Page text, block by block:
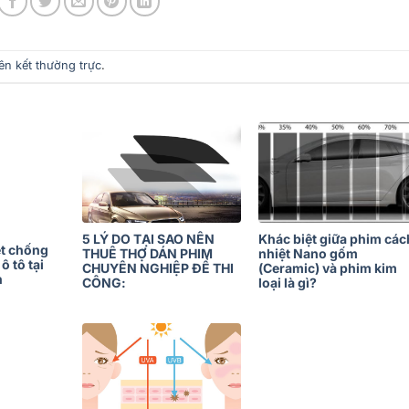
kết thường trực.
chống
tô tại
5 LÝ DO TẠI SAO NÊN
THUÊ THỢ DÁN PHIM
CHUYÊN NGHIỆP ĐỂ THI
CÔNG:
Khác biệt giữa phim
nhiệt Nano gốm
(Ceramic) và phim kim
loại là gì?